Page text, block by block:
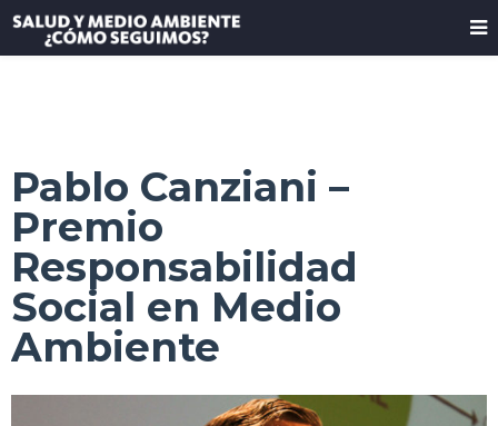
Pablo Canziani –
Premio
Responsabilidad
Social en Medio
Ambiente